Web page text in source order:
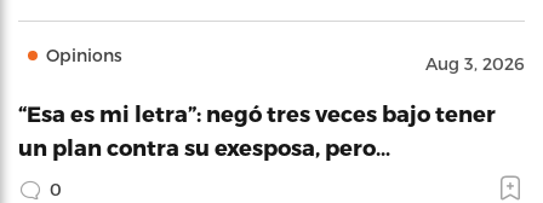
Opinions Aug 3, 2026
“Esa es mi letra”: negó tres veces bajo tener
un plan contra su exesposa, pero…
0